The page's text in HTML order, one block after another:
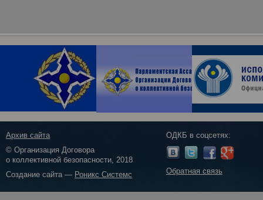
Архив сайта
© Организация Договора
о коллективной безопасности, 2018
Создание сайта — Роникс Системс
ОДКБ в соцсетях:
Обратная связь